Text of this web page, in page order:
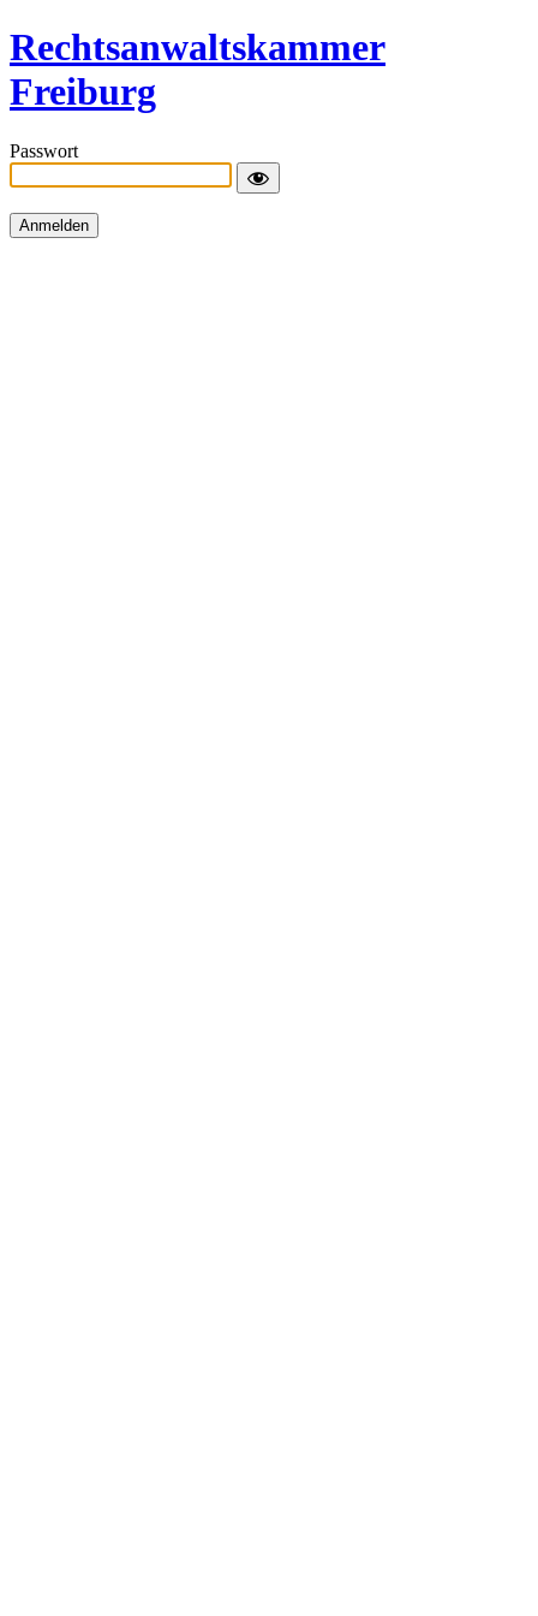
Rechtsanwaltskammer
Freiburg
Passwort